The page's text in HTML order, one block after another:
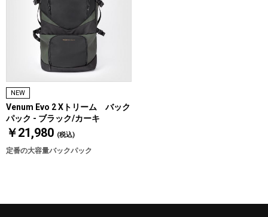
NEW
Venum Evo 2 Xトリーム バック
パック - ブラック/カーキ
￥21,980 (税込)
定番の大容量バックパック